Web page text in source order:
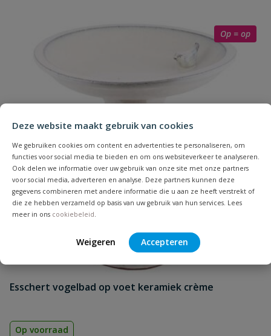
Deze website maakt gebruik van cookies
We gebruiken cookies om content en advertenties te personaliseren, om
functies voor social media te bieden en om ons websiteverkeer te analyseren.
Ook delen we informatie over uw gebruik van onze site met onze partners
voor social media, adverteren en analyse. Deze partners kunnen deze
gegevens combineren met andere informatie die u aan ze heeft verstrekt of
die ze hebben verzameld op basis van uw gebruik van hun services. Lees
meer in ons cookiebeleid
Weigeren Accepteren
Naam
Samenvatting
Beoordeling
Beoordeling versturen
Op = op
Esschert vogelbad op voet keramiek crème
Op voorraad